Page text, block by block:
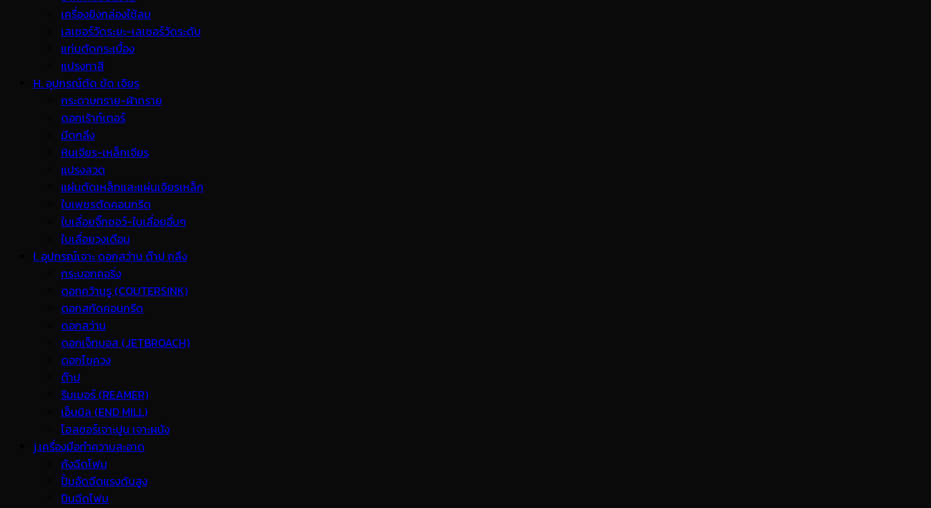
เครื่องยิงกล่องใช้ลม
เลเซอร์วัดระยะ-เลเซอร์วัดระดับ
แท่นตัดกระเบื้อง
แปรงทาสี
H. อุปกรณ์ตัด ขัด เจียร
กระดาษทราย-ผ้าทราย
ดอกเร้าท์เตอร์
มีดกลึง
หินเจียร-เหล็กเจียร
แปรงลวด
แผ่นตัดเหล็กและแผ่นเจียรเหล็ก
ใบเพชรตัดคอนกรีต
ใบเลื่อยจิ๊กซอว์-ใบเลื่อยอื่นๆ
ใบเลื่อยวงเดือน
I. อุปกรณ์เจาะ ดอกสว่าน ต๊าป กลึง
กระบอกคอริ่ง
ดอกคว้านรู (COUTERSINK)
ดอกสกัดคอนกรีต
ดอกสว่าน
ดอกเจ็ทบอส (JETBROACH)
ดอกไขควง
ต๊าป
รีมเมอร์ (REAMER)
เอ็นมิล (END MILL)
โฮลซอร์เจาะปูน เจาะผนัง
j.เครื่องมือทำความสะอาด
ถังฉีดโฟม
ปั้มอัดฉีดแรงดันสูง
ปืนฉีดโฟม